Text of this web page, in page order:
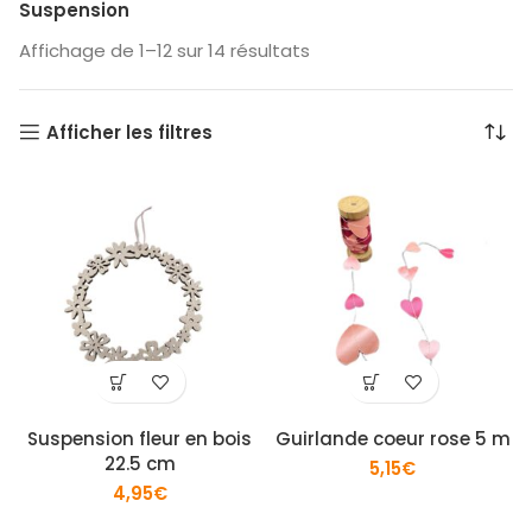
Suspension
Affichage de 1–12 sur 14 résultats
Afficher les filtres
Suspension fleur en bois
22.5 cm
4,95€
Guirlande coeur rose 5 m
5,15€